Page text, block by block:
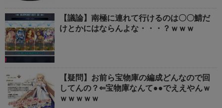
【議論】南極に連れて行けるのは〇〇鯖だ
けとかにはならんよな・・・？ｗｗｗ
【疑問】お前ら宝物庫の編成どんなので回
してんの？⇐宝物庫なんて●●でええやんｗ
ｗｗｗｗｗ